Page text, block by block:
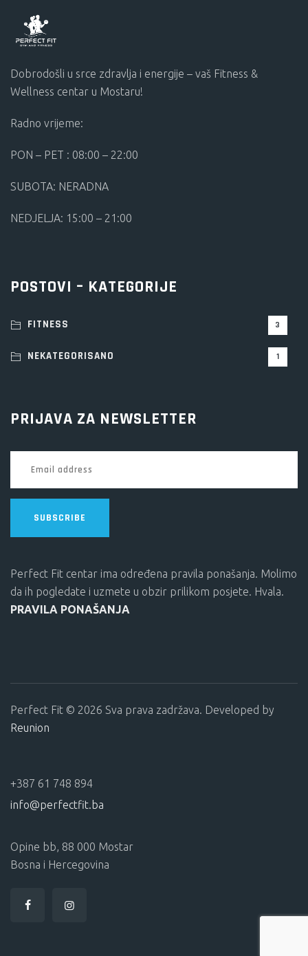
Dobrodošli u srce zdravlja i energije – vaš Fitness &
Wellness centar u Mostaru!
Radno vrijeme:
PON – PET : 08:00 – 22:00
SUBOTA: NERADNA
NEDJELJA: 15:00 – 21:00
POSTOVI – KATEGORIJE
FITNESS 3
NEKATEGORISANO 1
PRIJAVA ZA NEWSLETTER
SUBSCRIBE
Perfect Fit centar ima određena pravila ponašanja. Molimo
da ih pogledate i uzmete u obzir prilikom posjete. Hvala.
PRAVILA PONAŠANJA
Perfect Fit © 2026 Sva prava zadržava. Developed by
Reunion
+387 61 748 894
info@perfectfit.ba
Opine bb, 88 000 Mostar
Bosna i Hercegovina